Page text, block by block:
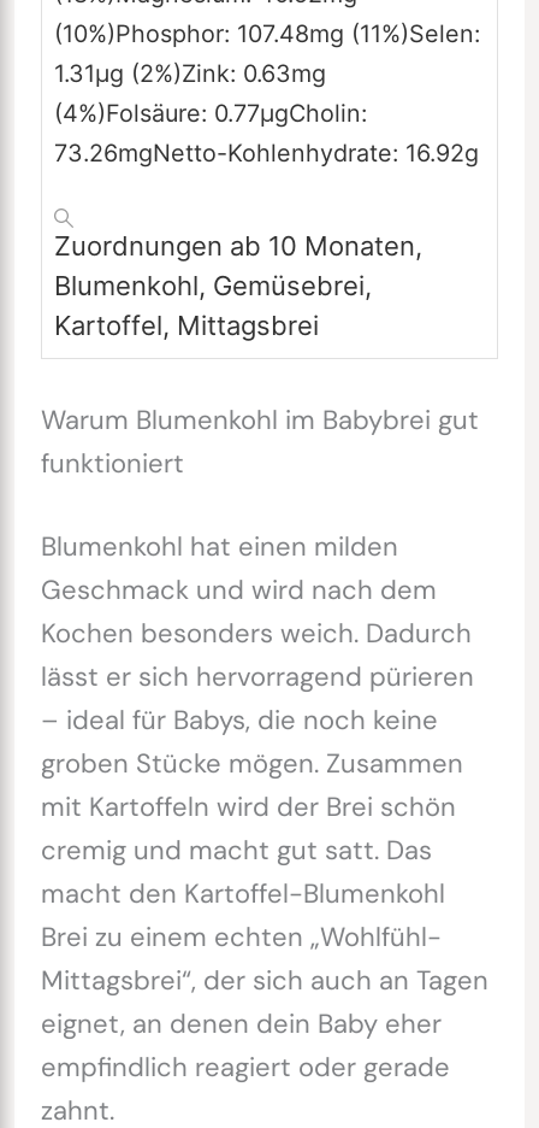
(10%)Phosphor: 107.48mg (11%)Selen:
1.31µg (2%)Zink: 0.63mg
(4%)Folsäure: 0.77µgCholin:
73.26mgNetto-Kohlenhydrate: 16.92g
Zuordnungen ab 10 Monaten,
Blumenkohl, Gemüsebrei,
Kartoffel, Mittagsbrei
Warum Blumenkohl im Babybrei gut
funktioniert
Blumenkohl hat einen milden
Geschmack und wird nach dem
Kochen besonders weich. Dadurch
lässt er sich hervorragend pürieren
– ideal für Babys, die noch keine
groben Stücke mögen. Zusammen
mit Kartoffeln wird der Brei schön
cremig und macht gut satt. Das
macht den Kartoffel-Blumenkohl
Brei zu einem echten „Wohlfühl-
Mittagsbrei“, der sich auch an Tagen
eignet, an denen dein Baby eher
empfindlich reagiert oder gerade
zahnt.